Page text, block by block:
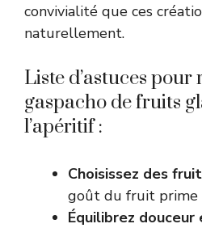
convivialité que ces
naturellement.
Liste d’astuces pour
gaspacho de fruits
l’apéritif :
Choisissez des
goût du fruit prime
Équilibrez